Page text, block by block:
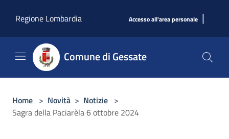
Regione Lombardia
Accesso all'area personale |
Comune di Gessate
Home > Novità > Notizie >
Sagra della Paciarèla 6 ottobre 2024